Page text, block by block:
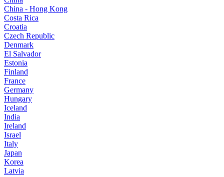
China - Hong Kong
Costa Rica
Croatia
Czech Republic
Denmark
El Salvador
Estonia
Finland
France
Germany
Hungary
Iceland
India
Ireland
Israel
Italy
Japan
Korea
Latvia